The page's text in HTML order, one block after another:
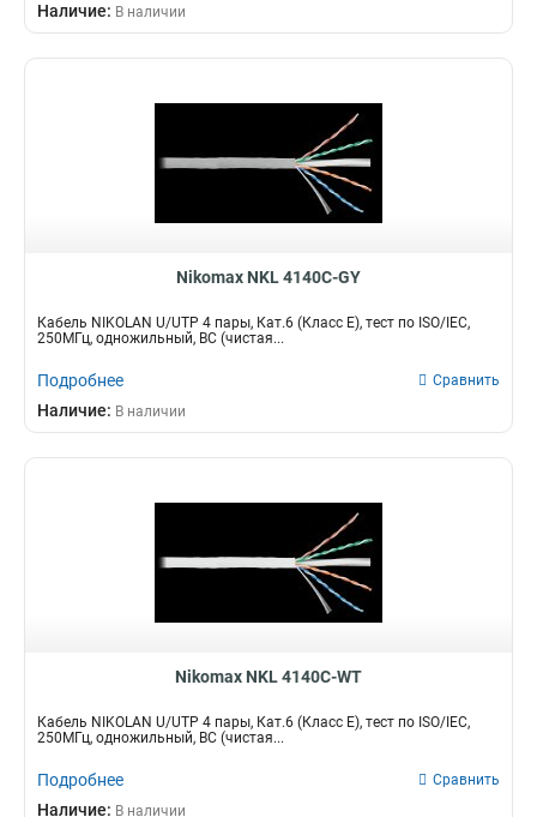
Наличие: В наличии
Nikomax NKL 4140C-GY
Кабель NIKOLAN U/UTP 4 пары, Кат.6 (Класс E), тест по ISO/IEC,
250МГц, одножильный, BC (чистая...
Подробнее Сравнить
Наличие: В наличии
Nikomax NKL 4140C-WT
Кабель NIKOLAN U/UTP 4 пары, Кат.6 (Класс E), тест по ISO/IEC,
250МГц, одножильный, BC (чистая...
Подробнее Сравнить
Наличие: В наличии